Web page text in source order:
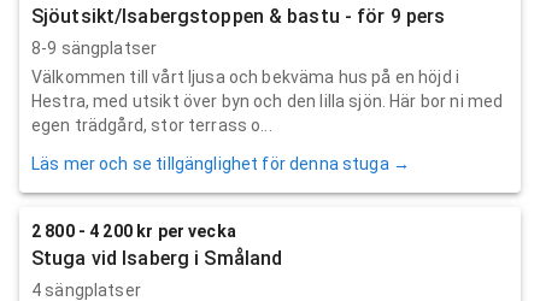
Sjöutsikt/Isabergstoppen & bastu - för 9 pers
8-9 sängplatser
Välkommen till vårt ljusa och bekväma hus på en höjd i
Hestra, med utsikt över byn och den lilla sjön. Här bor ni med
egen trädgård, stor terrass o...
Läs mer och se tillgänglighet för denna stuga →
2 800 - 4 200 kr per vecka
Stuga vid Isaberg i Småland
4 sängplatser